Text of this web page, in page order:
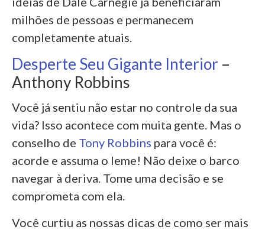
milhões de pessoas e permanecem
completamente atuais.
Desperte Seu Gigante Interior –
Anthony Robbins
Você já sentiu não estar no controle da sua
vida? Isso acontece com muita gente. Mas o
conselho de Tony Robbins para você é:
acorde e assuma o leme! Não deixe o barco
navegar à deriva. Tome uma decisão e se
comprometa com ela.
Você curtiu as nossas dicas de como ser mais